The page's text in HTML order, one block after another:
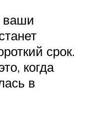
ваши
срок.
когда
в